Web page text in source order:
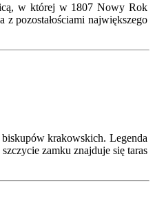
w której w 1807 Nowy Rok
pozostałościami największego
krakowskich. Legenda
zamku znajduje się taras